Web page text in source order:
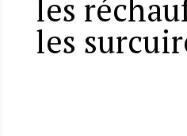
les
les